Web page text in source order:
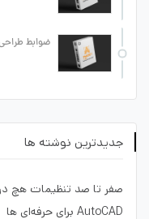
ضوابط طراحی
جدیدترین نوشته ها
AutoCAD برای حرفه‌ای ها